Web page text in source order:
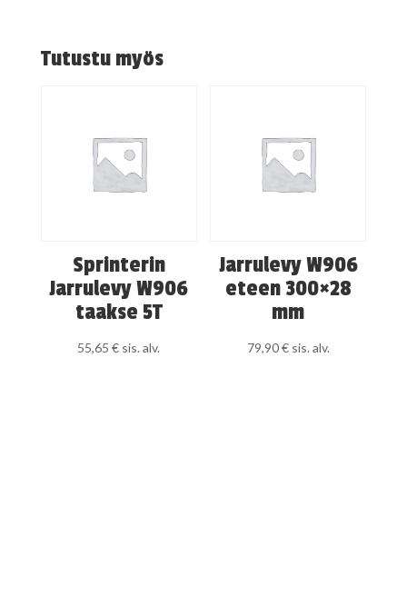
Tutustu myös
Sprinterin
Jarrulevy W906
taakse 5T
55,65€ sis. alv.
Jarrulevy W906
eteen 300×28
mm
79,90€ sis. alv.